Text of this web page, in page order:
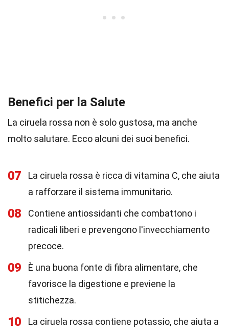
Benefici per la Salute
La ciruela rossa non è solo gustosa, ma anche
molto salutare. Ecco alcuni dei suoi benefici.
07
La ciruela rossa è ricca di vitamina C, che aiuta
a rafforzare il sistema immunitario.
08
Contiene antiossidanti che combattono i
radicali liberi e prevengono l'invecchiamento
precoce.
09
È una buona fonte di fibra alimentare, che
favorisce la digestione e previene la
stitichezza.
10
La ciruela rossa contiene potassio, che aiuta a